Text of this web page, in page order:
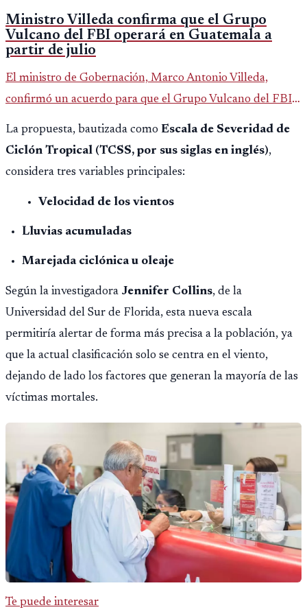
Ministro Villeda confirma que el Grupo
Vulcano del FBI operará en Guatemala a
partir de julio
El ministro de Gobernación, Marco Antonio Villeda,
confirmó un acuerdo para que el Grupo Vulcano del FBI
La propuesta, bautizada como Escala de Severidad de
Ciclón Tropical (TCSS, por sus siglas en inglés),
considera tres variables principales:
Velocidad de los vientos
Lluvias acumuladas
Marejada ciclónica u oleaje
Según la investigadora Jennifer Collins, de la
Universidad del Sur de Florida, esta nueva escala
permitiría alertar de forma más precisa a la población, ya
que la actual clasificación solo se centra en el viento,
dejando de lado los factores que generan la mayoría de las
víctimas mortales.
Te puede interesar